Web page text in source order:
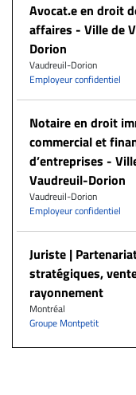
Avocat.e en droit
affaires - Ville de
Dorion
Vaudreuil-Dorion
Employeur confidentiel
Notaire en droit
commercial et
d’entreprises -
Vaudreuil-Dorion
Vaudreuil-Dorion
Employeur confidentiel
Juriste |
stratégiques,
rayonnement
Montréal
Groupe Montpetit